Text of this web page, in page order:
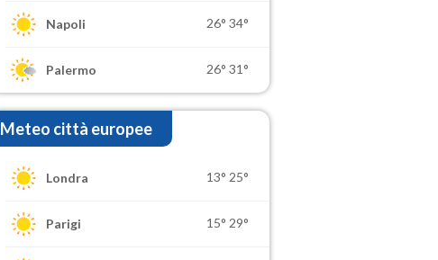
Napoli 26° 34°
Palermo 26° 31°
Meteo città europee
Londra 13° 25°
Parigi 15° 29°